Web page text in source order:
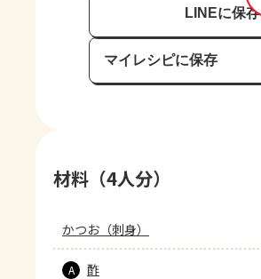
LINEに保存
マイレシピに保存
保存済み
材料（4人分）
かつお（刺身）
A 酢